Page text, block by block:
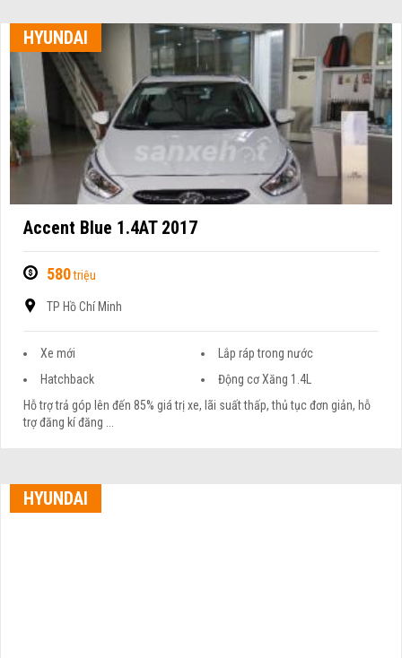
HYUNDAI
Accent Blue 1.4AT 2017
580triệu
TP Hồ Chí Minh
Xe mới
Lắp ráp trong nước
Hatchback
Động cơ Xăng 1.4L
Hỗ trợ trả góp lên đến 85% giá trị xe, lãi suất thấp, thủ tục đơn giản, hỗ
trợ đăng kí đăng ...
HYUNDAI